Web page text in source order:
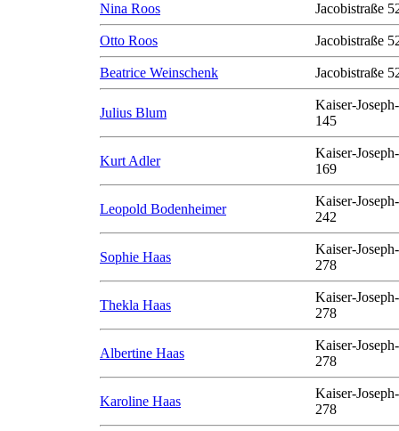
Nina Roos Jacobistraße
Otto Roos Jacobistraße
Beatrice Weinschenk Jacobistraße
Julius Blum
Kaiser-
145
Kurt Adler
Kaiser-
169
Leopold Bodenheimer
Kaiser-
242
Sophie Haas
Kaiser-
278
Thekla Haas
Kaiser-
278
Albertine Haas
Kaiser-
278
Karoline Haas
Kaiser-
278